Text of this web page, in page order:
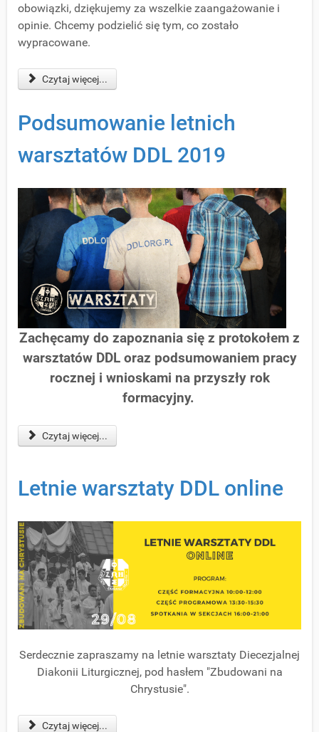
obowiązki, dziękujemy za wszelkie zaangażowanie i
opinie. Chcemy podzielić się tym, co zostało
wypracowane.
Czytaj więcej...
Podsumowanie letnich
warsztatów DDL 2019
Zachęcamy do zapoznania się z protokołem z
warsztatów DDL oraz podsumowaniem pracy
rocznej i wnioskami na przyszły rok
formacyjny.
Czytaj więcej...
Letnie warsztaty DDL online
Serdecznie zapraszamy na letnie warsztaty Diecezjalnej
Diakonii Liturgicznej, pod hasłem "Zbudowani na
Chrystusie".
Czytaj więcej...